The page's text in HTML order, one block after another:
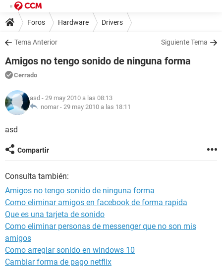
Foros Hardware Drivers
Tema Anterior Siguiente Tema
Amigos no tengo sonido de ninguna forma
Cerrado
asd - 29 may 2010 a las 08:13
nomar - 29 may 2010 a las 18:11
asd
Compartir
Consulta también:
Amigos no tengo sonido de ninguna forma
Como eliminar amigos en facebook de forma rapida
Que es una tarjeta de sonido
Como eliminar personas de messenger que no son mis
amigos
Como arreglar sonido en windows 10
Cambiar forma de pago netflix